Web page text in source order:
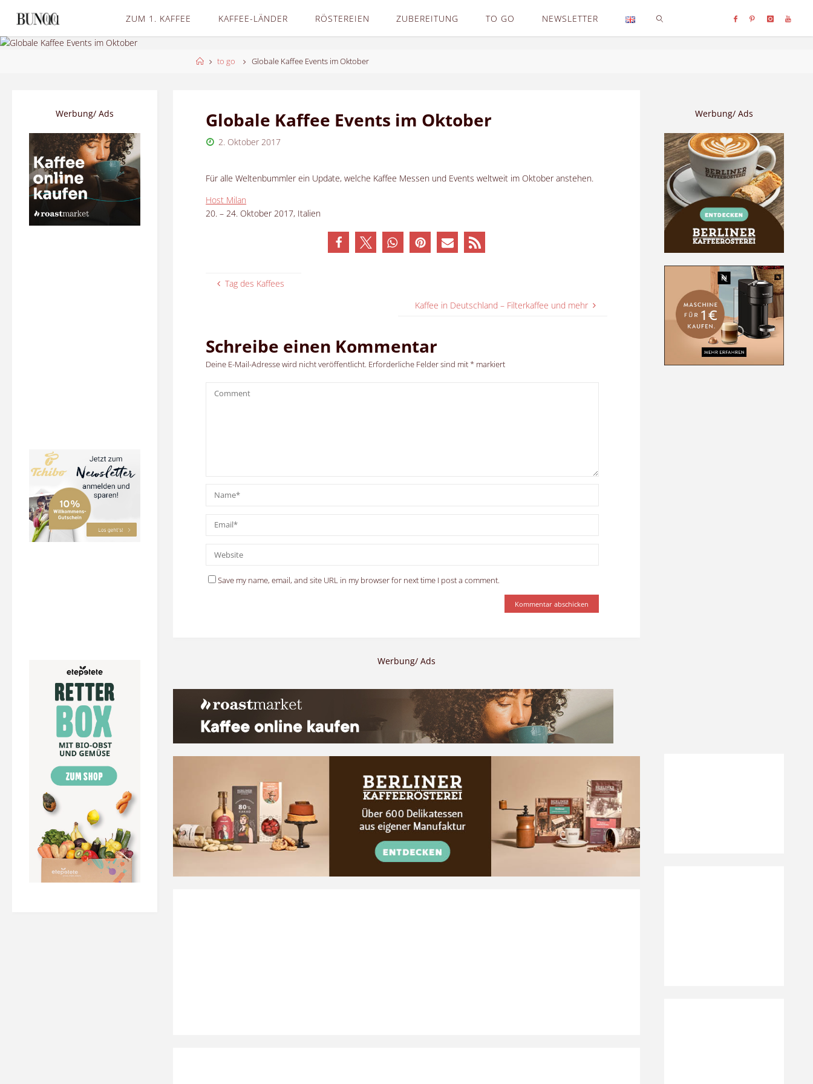
ZUM 1. KAFFEE KAFFEE-LÄNDER RÖSTEREIEN ZUBEREITUNG TO GO NEWSLETTER
Hometo go Globale Kaffee Events im Oktober
Globale Kaffee Events im Oktober
2. Oktober 2017
Für alle Weltenbummler ein Update, welche Kaffee Messen und Events weltweit im Oktober anstehen.
Host Milan
20. – 24. Oktober 2017, Italien
Tag des Kaffees
Kaffee in Deutschland – Filterkaffee und mehr
Schreibe einen Kommentar
Deine E-Mail-Adresse wird nicht veröffentlicht. Erforderliche Felder sind mit * markiert
Save my name, email, and site URL in my browser for next time I post a comment.
Werbung/ Ads
Werbung/ Ads Werbung/ Ads